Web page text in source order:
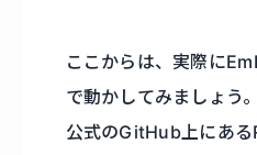
ここからは、実際に
で動かしてみましょう。
公式のGitHub上にあ